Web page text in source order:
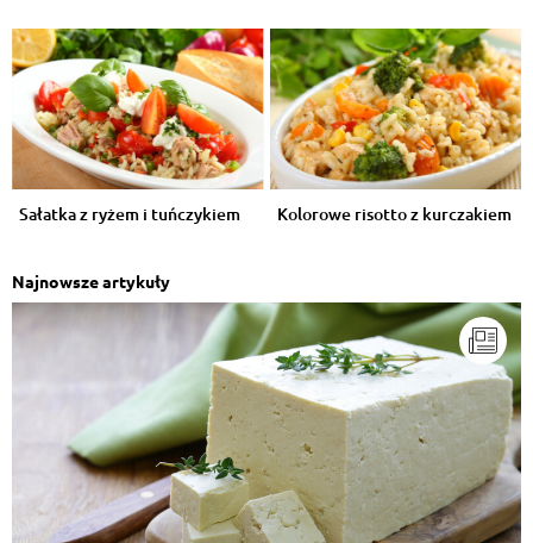
Sałatka z ryżem i tuńczykiem Kolorowe risotto z kurczakiem
Najnowsze artykuły